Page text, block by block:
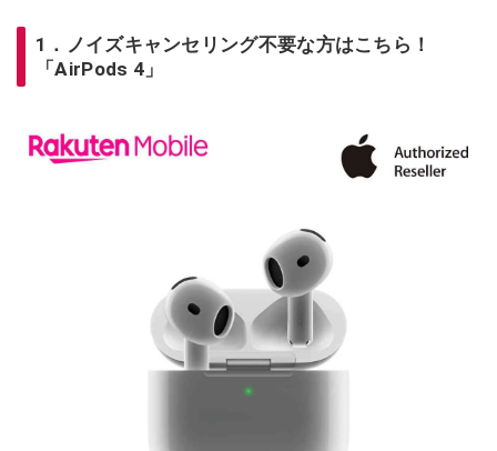
1．ノイズキャンセリング不要な方はこちら！
「AirPods 4」